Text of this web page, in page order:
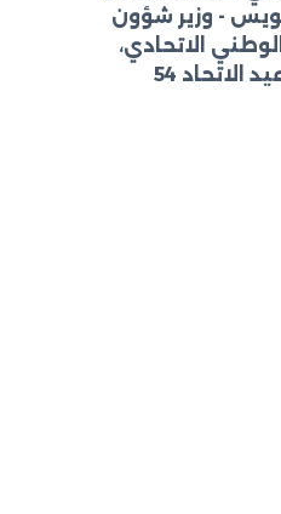
- وزير شؤون
الاتحادي،
الاتحاد 54